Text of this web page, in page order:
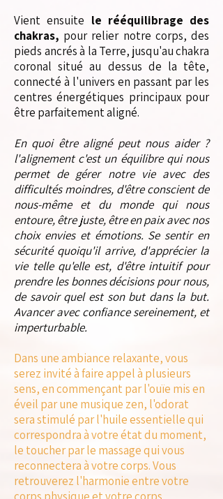
Vient ensuite le rééquilibrage des
chakras, pour relier notre corps, des
pieds ancrés à la Terre, jusqu'au chakra
coronal situé au dessus de la tête,
connecté à l'univers en passant par les
centres énergétiques principaux pour
être parfaitement aligné.
En quoi être aligné peut nous aider ?
l'alignement c'est un équilibre qui nous
permet de gérer notre vie avec des
difficultés moindres, d'être conscient de
nous-même et du monde qui nous
entoure, être juste, être en paix avec nos
choix envies et émotions. Se sentir en
sécurité quoiqu'il arrive, d'apprécier la
vie telle qu'elle est, d'être intuitif pour
prendre les bonnes décisions pour nous,
de savoir quel est son but dans la but.
Avancer avec confiance sereinement, et
imperturbable.
Dans une ambiance relaxante, vous
serez invité à faire appel à plusieurs
sens, en commençant par l'ouïe mis en
éveil par une musique zen, l'odorat
sera stimulé par l'huile essentielle qui
correspondra à votre état du moment,
le toucher par le massage qui vous
reconnectera à votre corps. Vous
retrouverez l'harmonie entre votre